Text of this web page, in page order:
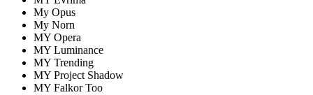
My Opus
My Norn
MY Opera
MY Luminance
MY Trending
MY Project Shadow
MY Falkor Too